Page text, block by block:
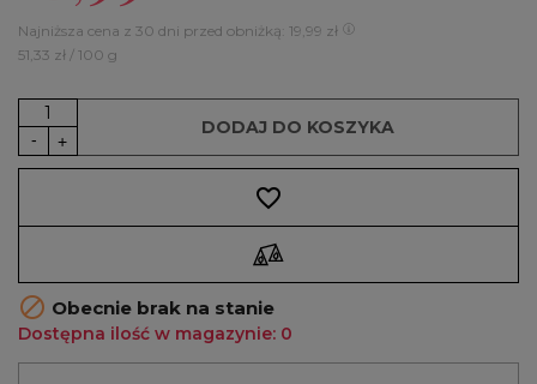
Najniższa cena z 30 dni przed obniżką: 19,99 zł
51,33 zł / 100 g
DODAJ DO KOSZYKA
favorite_border
 Obecnie brak na stanie
Dostępna ilość w magazynie: 0